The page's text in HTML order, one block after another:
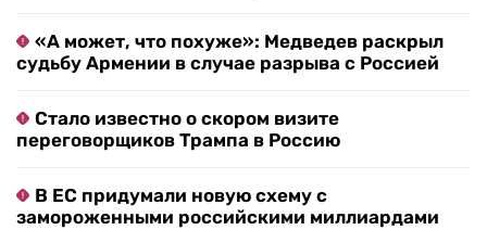
«А может, что похуже»: Медведев раскрыл
судьбу Армении в случае разрыва с Россией
Стало известно о скором визите
переговорщиков Трампа в Россию
В ЕС придумали новую схему с
замороженными российскими миллиардами